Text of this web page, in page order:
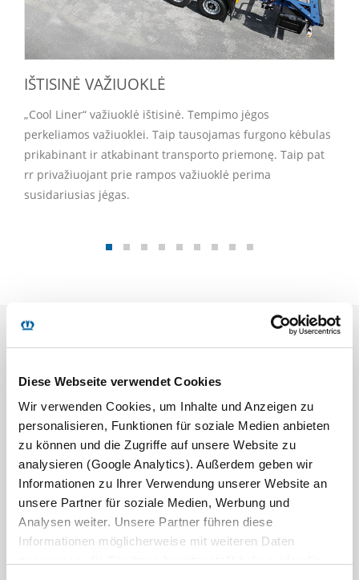
Diese Webseite verwendet Cookies
Wir verwenden Cookies, um Inhalte und Anzeigen zu
personalisieren, Funktionen für soziale Medien anbieten
zu können und die Zugriffe auf unsere Website zu
analysieren (Google Analytics). Außerdem geben wir
Informationen zu Ihrer Verwendung unserer Website an
unsere Partner für soziale Medien, Werbung und
Analysen weiter. Unsere Partner führen diese
Informationen möglicherweise mit weiteren Daten
IŠTISINĖ VAŽIUOKLĖ
„Cool Liner“ važiuoklė ištisinė. Tempimo jėgos
perkeliamos važiuoklei. Taip tausojamas furgono kėbulas
prikabinant ir atkabinant transporto priemonę. Taip pat
rr privažiuojant prie rampos važiuoklė perima
susidariusias jėgas.
TECHNINĖ INFORMACIJA
Tipas:
„SDR 27 eL4-S“
Sukabinimo įtaiso
apkrova:
12 000 kg
Ašies apkrova:
27 000 kg (techniškai
įmanoma)